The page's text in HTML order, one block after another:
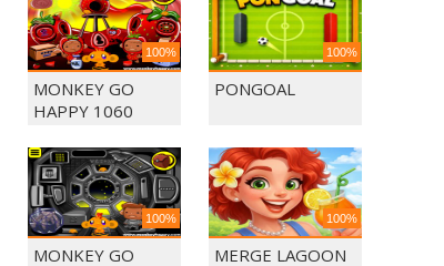
100%
MONKEY GO
HAPPY 1060
100%
PONGOAL
100%
MONKEY GO
100%
MERGE LAGOON